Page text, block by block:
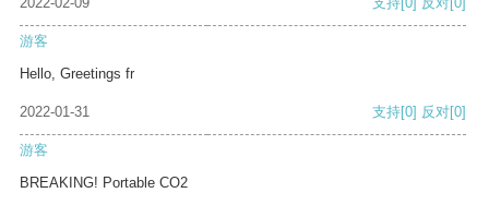
游客
Hello, Greetings fr
2022-01-31 支持[0] 反对[0]
游客
BREAKING! Portable CO2